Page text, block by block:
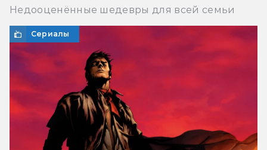
Недооценённые шедевры для всей семьи
Сериалы